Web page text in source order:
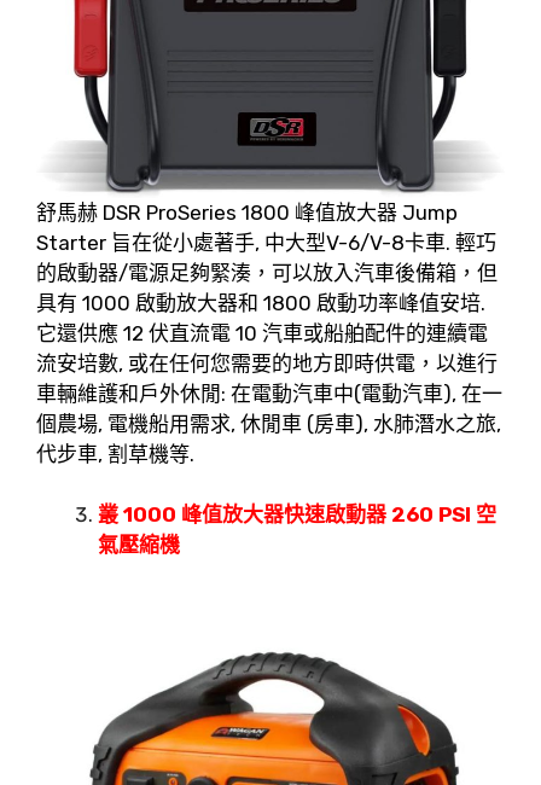
舒馬赫 DSR ProSeries 1800 峰值放大器 Jump
Starter 旨在從小處著手, 中大型V-6/V-8卡車. 輕巧
的啟動器/電源足夠緊湊，可以放入汽車後備箱，但
具有 1000 啟動放大器和 1800 啟動功率峰值安培.
它還供應 12 伏直流電 10 汽車或船舶配件的連續電
流安培數, 或在任何您需要的地方即時供電，以進行
車輛維護和戶外休閒: 在電動汽車中(電動汽車), 在一
個農場, 電機船用需求, 休閒車 (房車), 水肺潛水之旅,
代步車, 割草機等.
叢 1000 峰值放大器快速啟動器 260 PSI 空
氣壓縮機